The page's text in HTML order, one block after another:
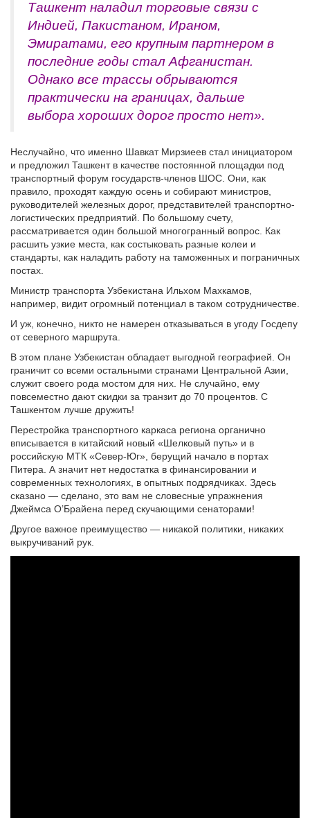
Ташкент наладил торговые связи с
Индией, Пакистаном, Ираном,
Эмиратами, его крупным партнером в
последние годы стал Афганистан.
Однако все трассы обрываются
практически на границах, дальше
выбора хороших дорог просто нет».
Неслучайно, что именно Шавкат Мирзиеев стал инициатором
и предложил Ташкент в качестве постоянной площадки под
транспортный форум государств-членов ШОС. Они, как
правило, проходят каждую осень и собирают министров,
руководителей железных дорог, представителей транспортно-
логистических предприятий. По большому счету,
рассматривается один большой многогранный вопрос. Как
расшить узкие места, как состыковать разные колеи и
стандарты, как наладить работу на таможенных и пограничных
постах.
Министр транспорта Узбекистана Ильхом Махкамов,
например, видит огромный потенциал в таком сотрудничестве.
И уж, конечно, никто не намерен отказываться в угоду Госдепу
от северного маршрута.
В этом плане Узбекистан обладает выгодной географией. Он
граничит со всеми остальными странами Центральной Азии,
служит своего рода мостом для них. Не случайно, ему
повсеместно дают скидки за транзит до 70 процентов. С
Ташкентом лучше дружить!
Перестройка транспортного каркаса региона органично
вписывается в китайский новый «Шелковый путь» и в
российскую МТК «Север-Юг», берущий начало в портах
Питера. А значит нет недостатка в финансировании и
современных технологиях, в опытных подрядчиках. Здесь
сказано — сделано, это вам не словесные упражнения
Джеймса О’Брайена перед скучающими сенаторами!
Другое важное преимущество — никакой политики, никаких
выкручиваний рук.